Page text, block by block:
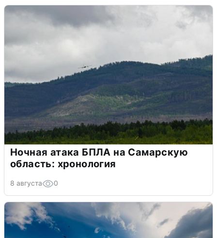
Ночная атака БПЛА на Самарскую
область: хронология
8 августа 0